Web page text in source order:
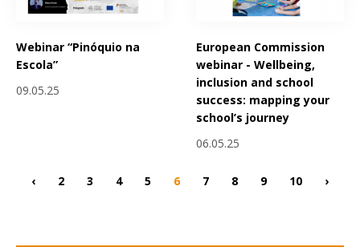
Webinar “Pinóquio na
Escola”
09.05.25
European Commission
webinar - Wellbeing,
inclusion and school
success: mapping your
school’s journey
06.05.25
‹ 2 3 4 5 6 7 8 9 10 ›